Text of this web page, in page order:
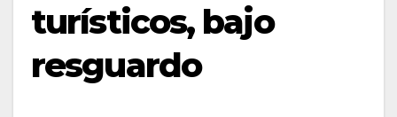
turísticos, bajo
resguardo